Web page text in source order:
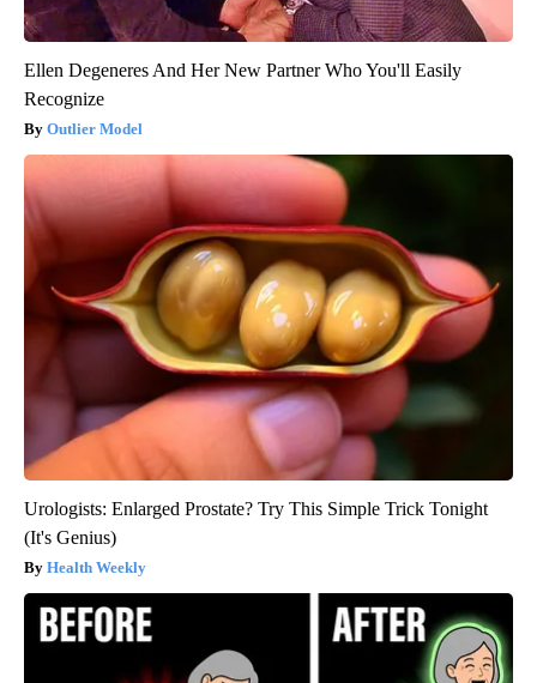
Ellen Degeneres And Her New Partner Who You'll Easily
Recognize
Outlier Model
Urologists: Enlarged Prostate? Try This Simple Trick Tonight
(It's Genius)
Health Weekly